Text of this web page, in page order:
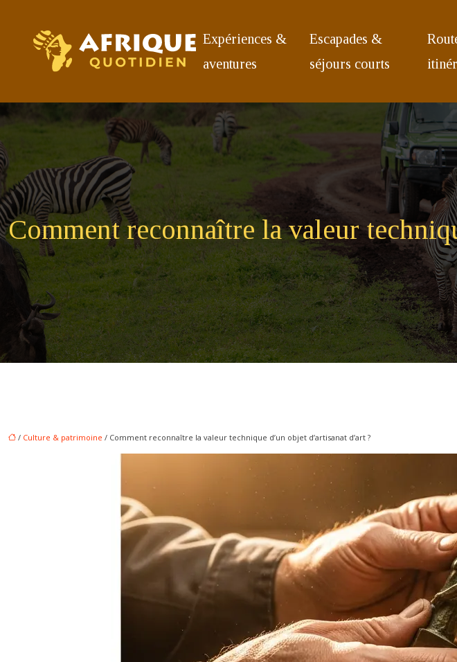
Expériences &
aventures
Escapades &
séjours courts
Comment reconnaître la valeur
/ Culture & patrimoine / Comment reconnaître la valeur technique d’un objet d’artisanat d’art ?